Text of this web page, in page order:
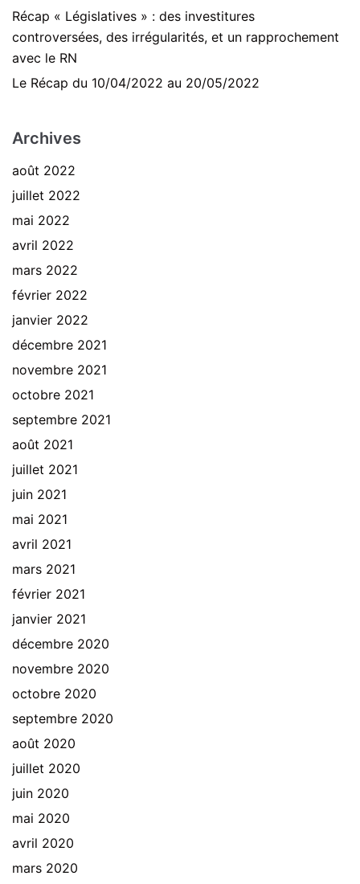
Récap « Législatives » : des investitures
controversées, des irrégularités, et un rapprochement
avec le RN
Le Récap du 10/04/2022 au 20/05/2022
Archives
août 2022
juillet 2022
mai 2022
avril 2022
mars 2022
février 2022
janvier 2022
décembre 2021
novembre 2021
octobre 2021
septembre 2021
août 2021
juillet 2021
juin 2021
mai 2021
avril 2021
mars 2021
février 2021
janvier 2021
décembre 2020
novembre 2020
octobre 2020
septembre 2020
août 2020
juillet 2020
juin 2020
mai 2020
avril 2020
mars 2020